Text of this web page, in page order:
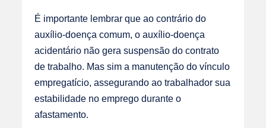
É importante lembrar que ao contrário do
auxílio-doença comum, o auxílio-doença
acidentário não gera suspensão do contrato
de trabalho. Mas sim a manutenção do vínculo
empregatício, assegurando ao trabalhador sua
estabilidade no emprego durante o
afastamento.